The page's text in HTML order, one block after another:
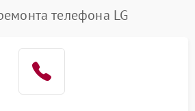
4000 ₽ Подробнее →
телефона LG